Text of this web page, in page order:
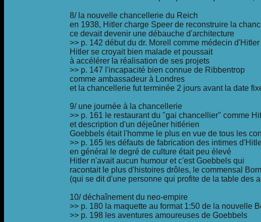
8/ la nouvelle chancellerie du Reich
en 1938, Hitler charge Speer de reconstruire la
ce devait devenir une débauche d'architecture
>> p. 142 début du dr. Morell comme médecin d'Hitler
Hitler se croyait bien malade et poussait
à accélérer la réalisation de ses projets
>> p. 147 l'incapacité bien connue de Ribbentrop
comme ambassadeur à Londres
et la chancellerie fut terminée 2 jours avant la date
9/ une journée à la chancellerie
>> p. 161 le restaurant du "gai chancellier" comme
et description d'un déjeûner hitlérien
Goebbels était l'homme le plus en vue de tous les
>> p. 165 les défauts de fabrication des intimes
en général le degré de culture était peu élevé
Hitler n'avait aucun humour et c'est Goebbels qui
racontait le plus d'histoires drôles, le commensal
(qui se dit d'une personne qui profite de la table des
10/ déchaînement du neo-empire
>> p. 180 la maquette au format 1:50 de la nouvelle
>> p. 198 les aventures amoureuses de Goebbels